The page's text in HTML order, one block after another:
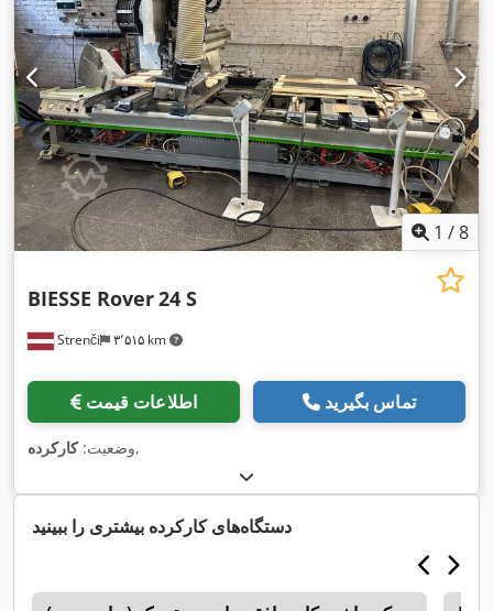
1 /8
Strenči ۳٬۵۱۵ km
BIESSE Rover24 S
اطلاعات قیمت تماس بگیرید
وضعیت:کارکرده ,
دستگاه‌های کارکرده بیشتری را ببینید